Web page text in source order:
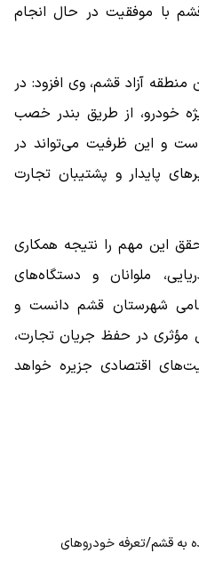
با موفقیت در حال انجام
آزاد قشم، وی افزود: در
خودرو، از طریق بندر خصب
و این ظرفیت می‌تواند در
پایدار و پشتیبان تجارت
این مهم را نتیجه همکاری
ملوانان و دستگاه‌های
شهرستان قشم دانست و
مؤثری در حفظ جریان تجارت،
اقتصادی جزیره خواهد
به قشم/تعرفه خودروهای